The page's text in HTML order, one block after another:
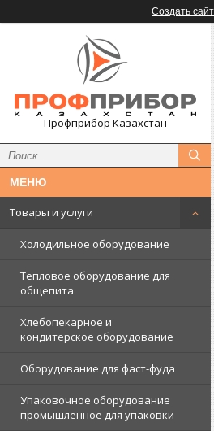
Создать сайт
Профприбор Казахстан
Товары и услуги
Холодильное оборудование
Тепловое оборудование для
общепита
Хлебопекарное и
кондитерское оборудование
Оборудование для фаст-фуда
Упаковочное оборудование
промышленное для упаковки